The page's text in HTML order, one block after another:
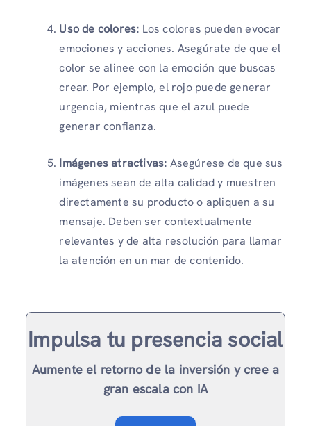
Uso de colores: Los colores pueden evocar
emociones y acciones. Asegúrate de que el
color se alinee con la emoción que buscas
crear. Por ejemplo, el rojo puede generar
urgencia, mientras que el azul puede
generar confianza.
Imágenes atractivas: Asegúrese de que sus
imágenes sean de alta calidad y muestren
directamente su producto o apliquen a su
mensaje. Deben ser contextualmente
relevantes y de alta resolución para llamar
la atención en un mar de contenido.
Impulsa tu presencia social
Aumente el retorno de la inversión y cree a
gran escala con IA